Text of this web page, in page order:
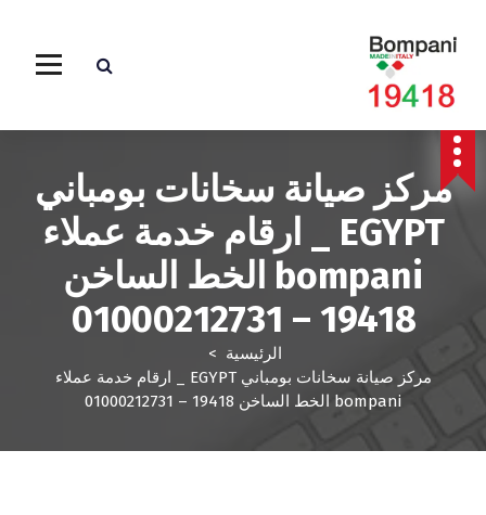
و
ى
مركز صيانة سخانات بومباني
EGYPT _ ارقام خدمة عملاء
bompani الخط الساخن
19418 – 01000212731
الرئيسية >
مركز صيانة سخانات بومباني EGYPT _ ارقام خدمة عملاء
bompani الخط الساخن 19418 – 01000212731